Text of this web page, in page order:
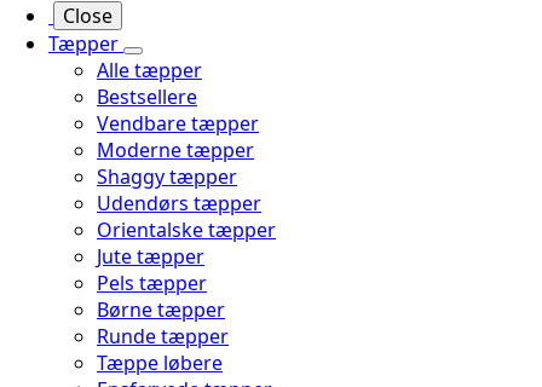
Close
Tæpper
Alle tæpper
Bestsellere
Vendbare tæpper
Moderne tæpper
Shaggy tæpper
Udendørs tæpper
Orientalske tæpper
Jute tæpper
Pels tæpper
Børne tæpper
Runde tæpper
Tæppe løbere